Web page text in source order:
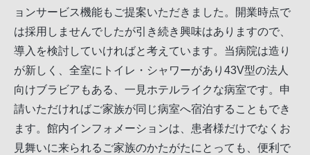
ョンサービス機能もご提案いただきました。開業時点で
は採用しませんでしたが引き続き興味はありますので、
導入を検討していければと考えています。当病院は造り
が新しく、全室にトイレ・シャワーがあり43V型の法人
向けブラビアもある、一見ホテルライクな病室です。申
請いただければご家族が同じ病室へ宿泊することもでき
ます。館内インフォメーションは、患者様だけでなくお
見舞いに来られるご家族のかたがたにとっても、便利で